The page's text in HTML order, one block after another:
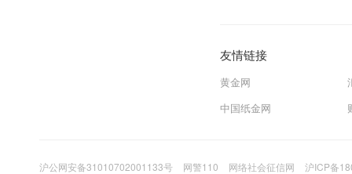
友情链接
黄金网
中国纸金网
沪公网安备31010702001133号 网警110 网络社会征信网
沪ICP备